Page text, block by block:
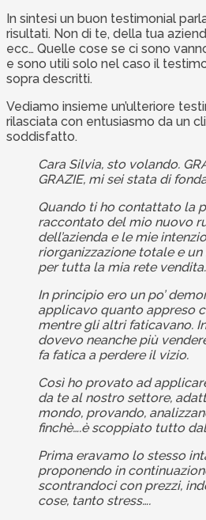
In sintesi un buon testimonial
risultati. Non di te, della tua
ecc… Quelle cose se ci sono
e sono utili solo nel caso il
sopra descritti.
Vediamo insieme un’ulteriore
rilasciata con entusiasmo da un
soddisfatto.
Cara Silvia, sto volando.
GRAZIE, mi sei stata di
Quando ti ho contattato la
raccontato del mio nuovo
dell’azienda e le mie
riorganizzazione totale e
per tutta la mia rete vendita.
In principio ero un po’
applicavo quanto appreso
mentre gli altri faticavano.
dovevo neanche più
fa fatica a perdere il vizio.
Così ho provato ad
da te al nostro settore,
mondo, provando,
finchè….è scoppiato tutto
Prima eravamo lo stesso
proponendo in
scontrandoci con prezzi,
cose, tanto stress….